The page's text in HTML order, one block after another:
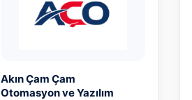
Akın Çam Çam
Otomasyon ve Yazılım